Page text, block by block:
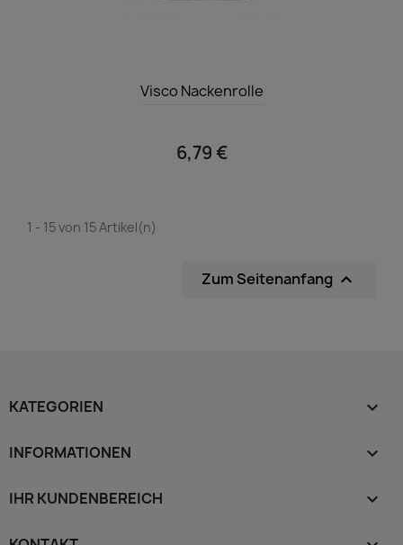
Visco Nackenrolle
6,79 €
1 - 15 von 15 Artikel(n)
Zum Seitenanfang 
KATEGORIEN 
INFORMATIONEN 
IHR KUNDENBEREICH 